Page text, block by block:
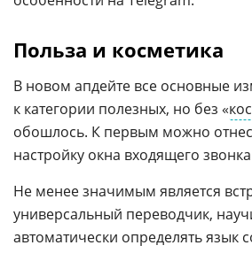
Польза и косметика
В новом апдейте все основные
к категории полезных, но без «
обошлось. К первым можно
настройку окна входящего
Не менее значимым является
универсальный переводчик,
автоматически определять язык